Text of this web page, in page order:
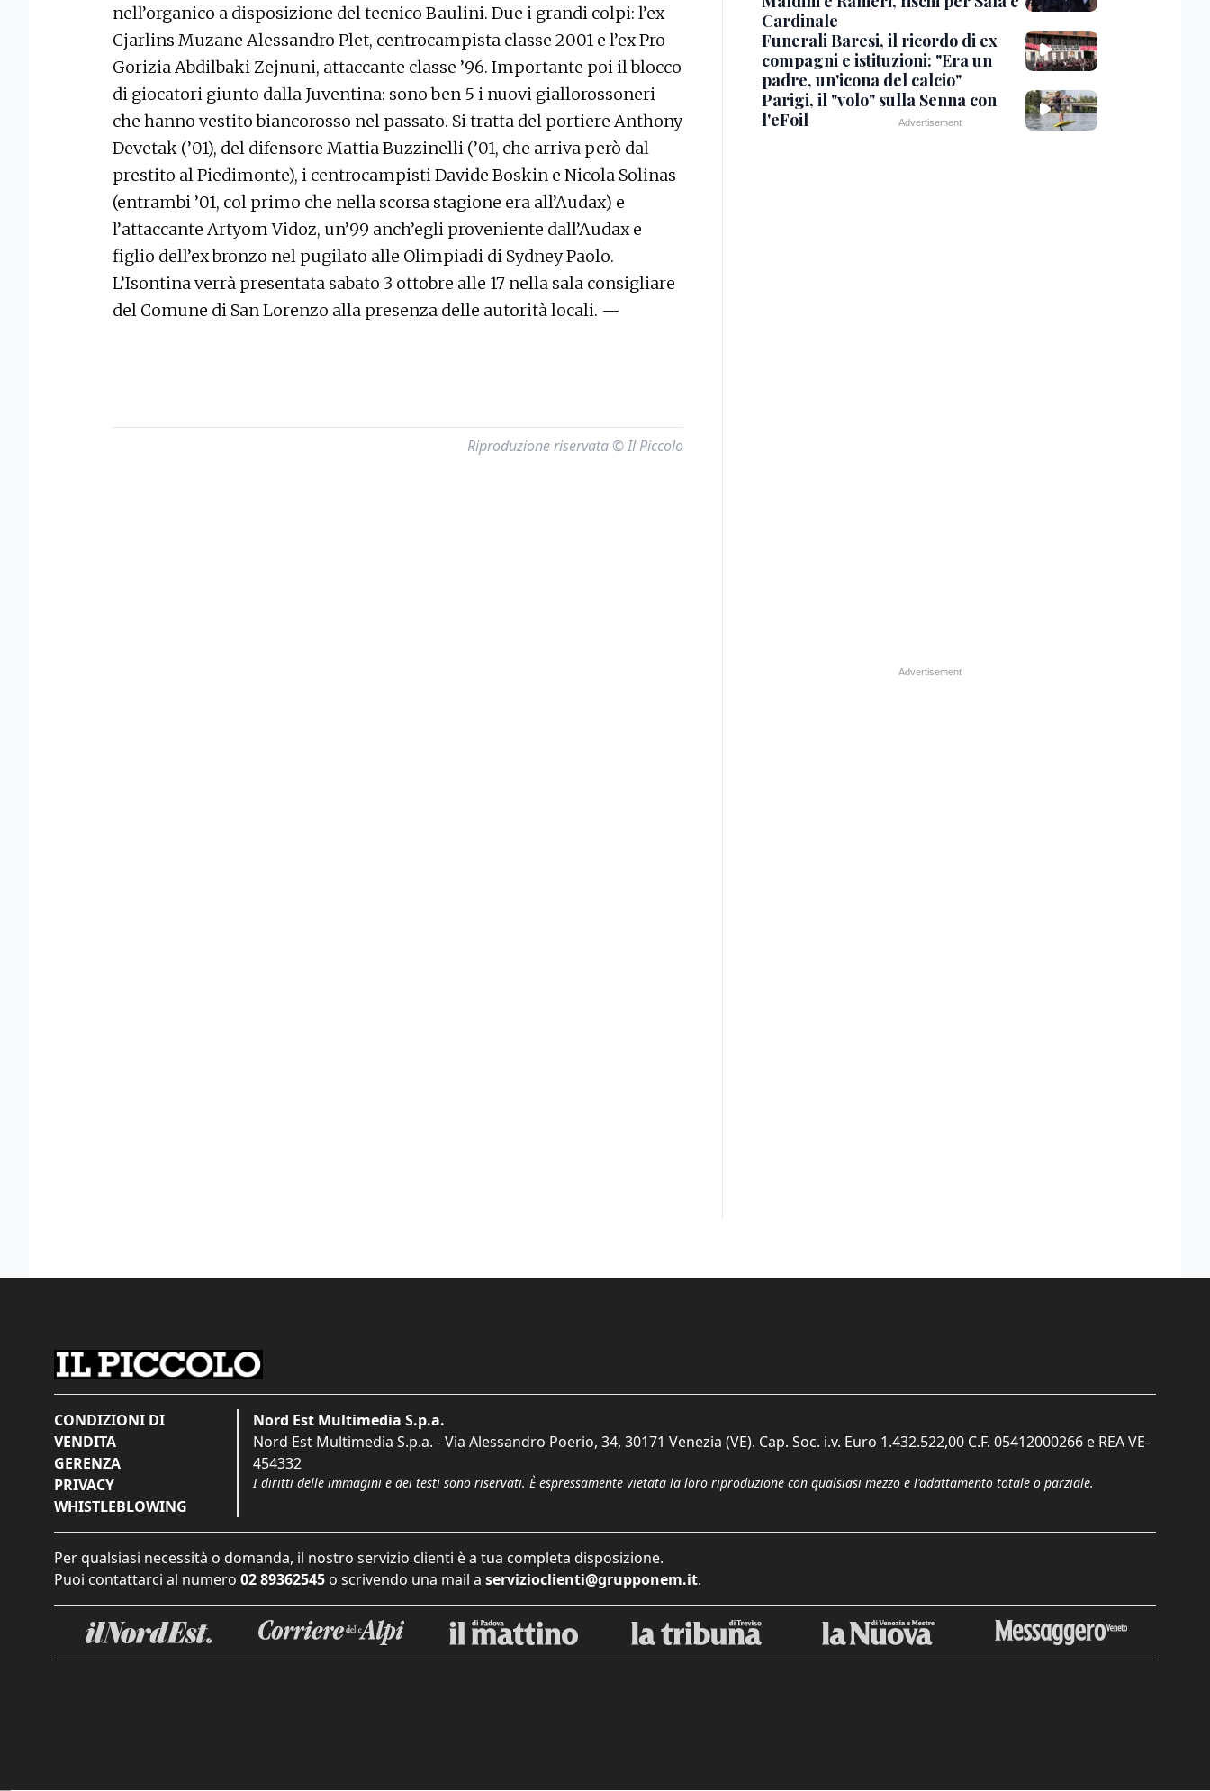
nell’organico a disposizione del tecnico Baulini. Due i grandi colpi: l’ex
Cjarlins Muzane Alessandro Plet, centrocampista classe 2001 e l’ex Pro
Gorizia Abdilbaki Zejnuni, attaccante classe ’96. Importante poi il blocco
di giocatori giunto dalla Juventina: sono ben 5 i nuovi giallorossoneri
che hanno vestito biancorosso nel passato. Si tratta del portiere Anthony
Devetak (’01), del difensore Mattia Buzzinelli (’01, che arriva però dal
prestito al Piedimonte), i centrocampisti Davide Boskin e Nicola Solinas
(entrambi ’01, col primo che nella scorsa stagione era all’Audax) e
l’attaccante Artyom Vidoz, un’99 anch’egli proveniente dall’Audax e
figlio dell’ex bronzo nel pugilato alle Olimpiadi di Sydney Paolo.
L’Isontina verrà presentata sabato 3 ottobre alle 17 nella sala consigliare
del Comune di San Lorenzo alla presenza delle autorità locali. —
Riproduzione riservata © Il Piccolo
Cardinale
Funerali Baresi, il ricordo di ex
compagni e istituzioni: "Era un
padre, un'icona del calcio"
Parigi, il "volo" sulla Senna con
l'eFoil
CONDIZIONI DI
VENDITA
GERENZA
PRIVACY
WHISTLEBLOWING
Nord Est Multimedia S.p.a.
Nord Est Multimedia S.p.a. - Via Alessandro Poerio, 34, 30171 Venezia (VE). Cap. Soc. i.v. Euro 1.432.522,00 C.F. 05412000266 e REA VE-
454332
I diritti delle immagini e dei testi sono riservati. È espressamente vietata la loro riproduzione con qualsiasi mezzo e l'adattamento totale o parziale.
Per qualsiasi necessità o domanda, il nostro servizio clienti è a tua completa disposizione.
Puoi contattarci al numero 02 89362545 o scrivendo una mail a servizioclienti@grupponem.it.